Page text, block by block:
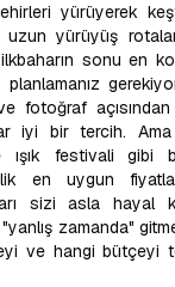
yürüyerek
yürüyüş
sonu en
fotoğraf
iyi bir tercih.
ışık festivali gibi
en uygun
sizi asla hayal
zamanda"
ve hangi bütçeyi